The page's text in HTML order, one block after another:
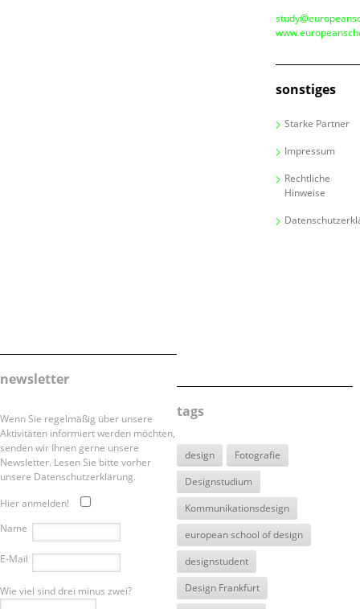
sonstiges
Starke Partner
Impressum
Rechtliche
Hinweise
newsletter
Wenn Sie regelmäßig über unsere
Aktivitäten informiert werden möchten,
senden wir Ihnen gerne unsere
Newsletter. Lesen Sie bitte vorher
unsere Datenschutzerklärung.
Hier anmelden!
Name
E-Mail
Wie viel sind drei minus zwei?
tags
design
Fotografie
Designstudium
Kommunikationsdesign
european school of design
designstudent
Design Frankfurt